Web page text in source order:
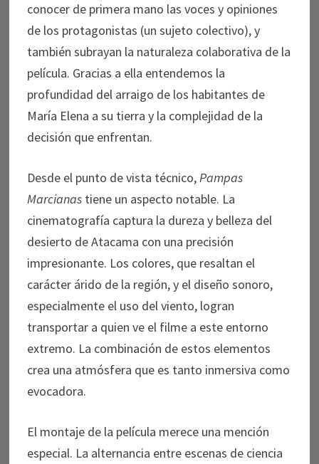
conocer de primera mano las voces y opiniones
de los protagonistas (un sujeto colectivo), y
también subrayan la naturaleza colaborativa de la
película. Gracias a ella entendemos la
profundidad del arraigo de los habitantes de
María Elena a su tierra y la complejidad de la
decisión que enfrentan.
Desde el punto de vista técnico,Pampas
Marcianastiene un aspecto notable. La
cinematografía captura la dureza y belleza del
desierto de Atacama con una precisión
impresionante. Los colores, que resaltan el
carácter árido de la región, y el diseño sonoro,
especialmente el uso del viento, logran
transportar a quien ve el filme a este entorno
extremo. La combinación de estos elementos
crea una atmósfera que es tanto inmersiva como
evocadora.
El montaje de la película merece una mención
especial. La alternancia entre escenas de ciencia